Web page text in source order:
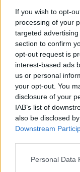
If you wish to opt-
processing of your
targeted
section to confirm
opt-out request is
interest-based ads
us or personal
your opt-out. You
disclosure of your
IAB’s list of
also be disclosed
Downstream
Personal Data
Amnesty
рязко
07.04.2021 / 13:15